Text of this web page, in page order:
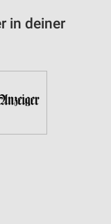
in deiner